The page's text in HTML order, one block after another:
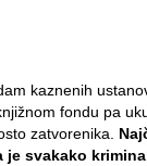
kaznenih
fondu pa
zatvorenika.
je svakako